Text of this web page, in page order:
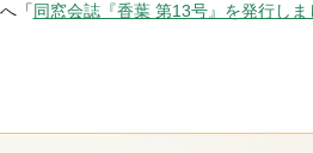
「同窓会誌『香葉 第13号』を発行しま